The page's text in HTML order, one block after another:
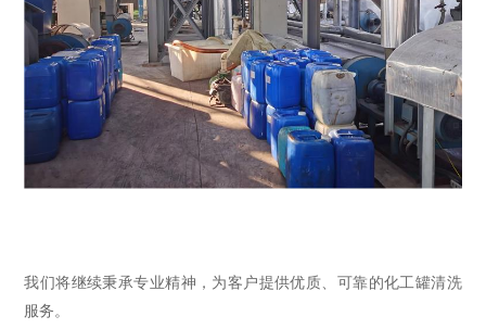
我们将继续秉承专业精神，为客户提供优质、可靠的化工罐清洗
服务。